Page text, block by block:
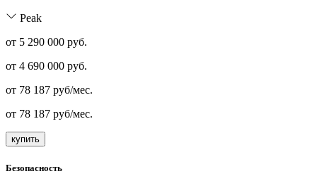
Peak
от 5 290 000 руб.
от 4 690 000 руб.
от 78 187 руб/мес.
от 78 187 руб/мес.
купить
Безопасность